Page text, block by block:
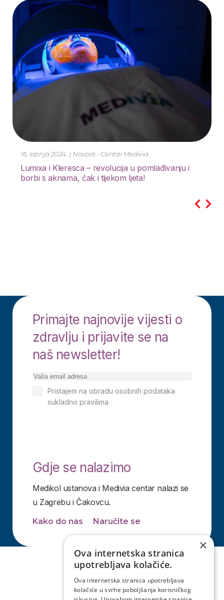
21. lipnja 2024.| Novosti - Centar Medivia
SMART PEDIKURA
Primajte najnovije vijesti o
zdravlju i prijavite se na
naš newsletter!
Pristajem na obradu osobnih podataka
sukladno pravilima
Gdje se nalazimo
Medikol ustanova i Medivia centar nalazi se
u Zagrebu i Čakovcu.
Kako do nas Naručite se
×
Ova internetska stranica
upotrebljava kolačiće.
Ova internetska stranica upotrebljava
kolačiće u svrhe poboljšanja korisničkog